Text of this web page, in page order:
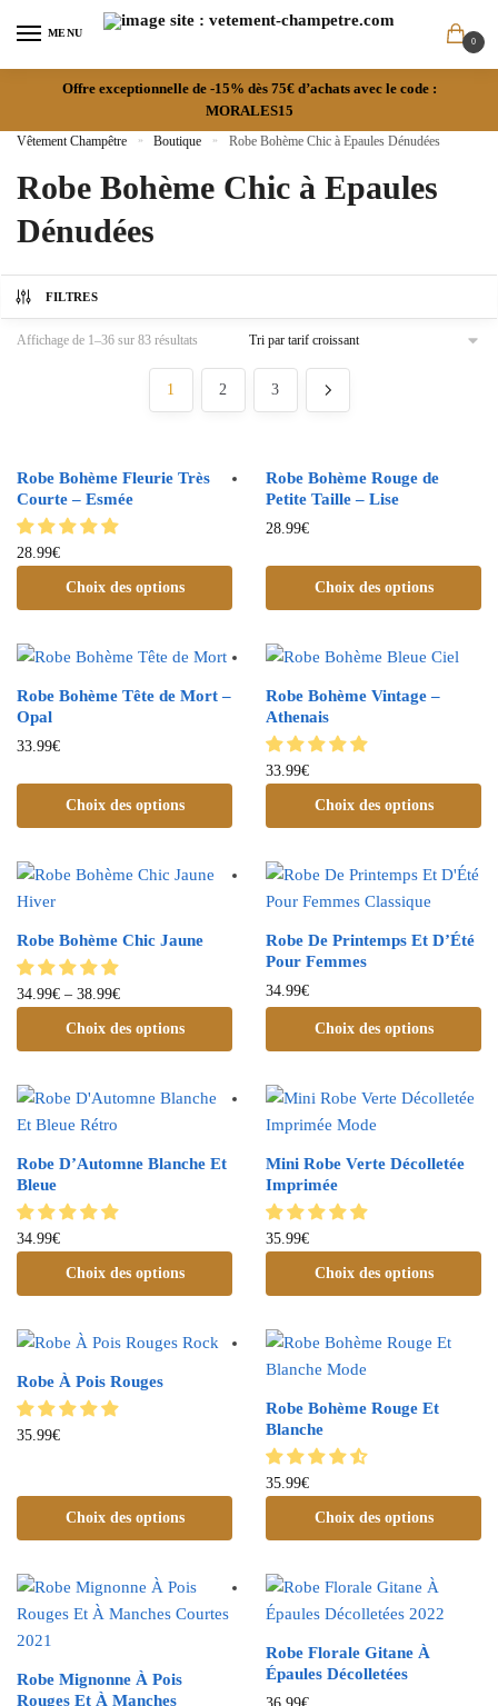
MENU
0
Offre exceptionnelle de -15% dès 75€ d’achats avec le code :
MORALES15
Vêtement Champêtre » Boutique » Robe Bohème Chic à Epaules Dénudées
Robe Bohème Chic à Epaules
Dénudées
FILTRES
Affichage de 1–36 sur 83 résultats
1 2 3
Robe Bohème Fleurie Très
Courte – Esmée
28.99€
Choix des options
Robe Bohème Rouge de
Petite Taille – Lise
28.99€
Choix des options
Robe Bohème Tête de Mort –
Opal
33.99€
Choix des options
Robe Bohème Vintage –
Athenais
33.99€
Choix des options
Robe Bohème Chic Jaune
34.99€ – 38.99€
Choix des options
Robe De Printemps Et D’Été
Pour Femmes
34.99€
Choix des options
Robe D’Automne Blanche Et
Bleue
34.99€
Choix des options
Mini Robe Verte Décolletée
Imprimée
35.99€
Choix des options
Robe À Pois Rouges
35.99€
Choix des options
Robe Bohème Rouge Et
Blanche
35.99€
Choix des options
Robe Mignonne À Pois
Rouges Et À Manches
Robe Florale Gitane À
Épaules Décolletées